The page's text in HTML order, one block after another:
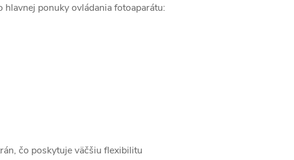
ponuky ovládania fotoaparátu:
čo poskytuje väčšiu flexibilitu